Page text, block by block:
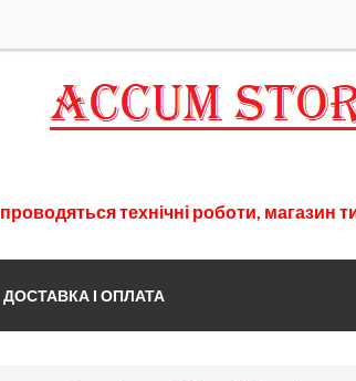
проводятьсятехнічні роботи, магазин
ДОСТАВКА І ОПЛАТА